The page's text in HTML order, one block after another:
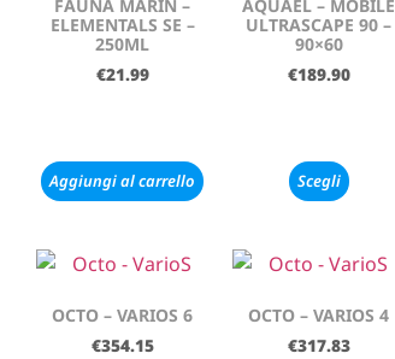
FAUNA MARIN –
ELEMENTALS SE –
250ML
€21.99
Aggiungi al carrello
AQUAEL – MOBILE
ULTRASCAPE 90 –
90×60
€189.90
Scegli
OCTO – VARIOS 6
€354.15
OCTO – VARIOS 4
€317.83